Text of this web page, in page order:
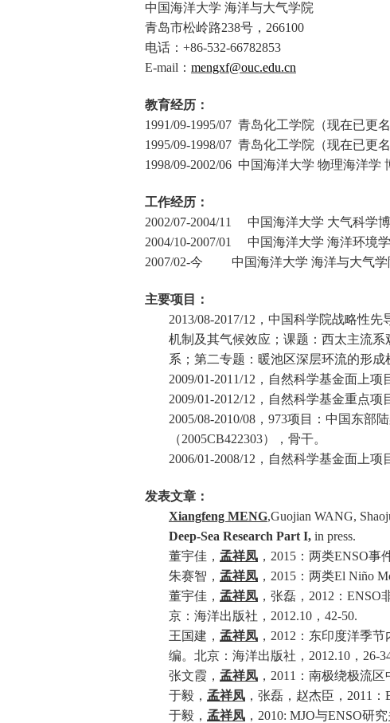
中国海洋大学 海洋与大气学院
青岛市松岭路238号， 266100
电话： +86-532-66782853
E-mail ： mengxf@ouc.edu.cn
教育经历：
1991/09-1995/07 青岛化工学院（现在已更
1995/09-1998/07 青岛化工学院（现在已更
1998/09-2002/06 中国海洋大学 物理海洋学
工作经历：
2002/07-2004/11 中国海洋大学 大气科学
2004/10-2007/01 中国海洋大学 海洋环境
2007/02-今 中国海洋大学 海洋与大气学
主要项目：
2013/08-2017/12 ，中国科学院战略性
机制及其气候效应；课题：西太主流
系；第二专题：暖池区深层环流的形成
2009/01-2011/12 ，自然科学基金面上
2009/01-2012/12 ，自然科学基金重点
2005/08-2010/08 ， 973项目：中国东部
（2005CB422303），骨干。
2006/01-2008/12 ，自然科学基金面上
发表文章：
Xiangfeng MENG,Guojian WANG,
Deep-Sea Research Part I, in press.
董宇佳， 孟祥凤 ， 2015 ：两类ENSO事
朱赛智， 孟祥凤 ， 2015 ：两类El Niño
董宇佳， 孟祥凤 ，张磊， 2012 ： ENSO
京：海洋出版社， 2012.10 ， 42-50.
王国建， 孟祥凤 ， 2012 ：东印度洋季
编。北京：海洋出版社， 2012.10 ， 26-
张文霞， 孟祥凤 ， 2011 ：南极绕极流
于毅， 孟祥凤 ，张磊，赵杰臣， 2011 ：
于毅， 孟祥凤 ， 2010: MJO与ENSO研究